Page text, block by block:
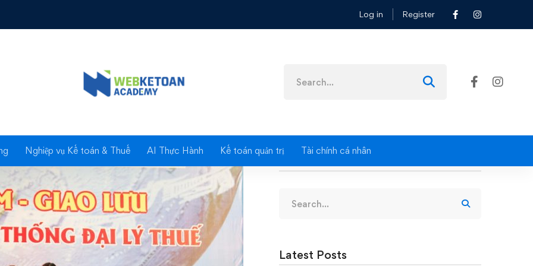
Log in Register
for:
Nghiệp vụ Kế toán & Thuế AI Thực Hành Kế toán quản trị Tài chính cá nhân
mang phần mềm hữu ích tới doanh nghiệp
for:
Latest Posts